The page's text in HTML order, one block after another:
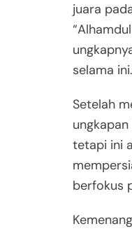
juara
selama ini.
Setelah
tetapi ini
berfokus